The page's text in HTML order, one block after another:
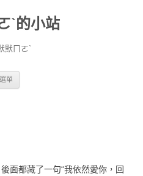
ˋ的小站
默ㄇㄛˋ
選單
面都藏了一句“我依然愛你，回